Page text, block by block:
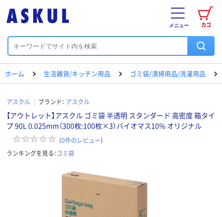
カゴ
メニュー
ホーム 生活雑貨/キッチン用品 ゴミ袋/清掃用品/洗濯用品
アスクル ブランド： アスクル
【アウトレット】アスクル ゴミ袋 半透明 スタンダード 高密度 箱タイ
プ 90L 0.025mm（300枚:100枚×3）バイオマス10% オリジナル
（0件のレビュー）
ランキングを見る：ゴミ袋